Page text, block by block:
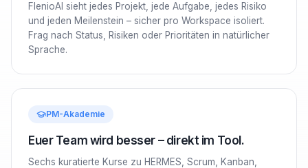
FlenioAI sieht jedes Projekt, jede Aufgabe, jedes Risiko
und jeden Meilenstein – sicher pro Workspace isoliert.
Frag nach Status, Risiken oder Prioritäten in natürlicher
Sprache.
PM-Akademie
Euer Team wird besser – direkt im Tool.
Sechs kuratierte Kurse zu HERMES, Scrum, Kanban,